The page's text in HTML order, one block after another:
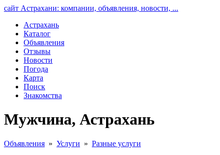
сайт Астрахани: компании, объявления, новости, ...
Астрахань
Каталог
Объявления
Отзывы
Новости
Погода
Карта
Поиск
Знакомства
Мужчина, Астрахань
Объявления » Услуги » Разные услуги